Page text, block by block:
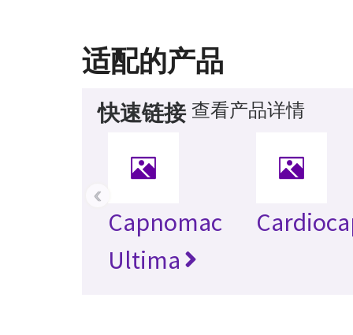
适配的产品
快速链接 查看产品详情
Capnomac
Ultima
‹